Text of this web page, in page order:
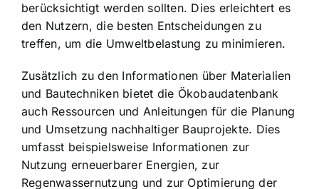
berücksichtigt werden sollten. Dies erleichtert es
den Nutzern, die besten Entscheidungen zu
treffen, um die Umweltbelastung zu minimieren.
Zusätzlich zu den Informationen über Materialien
und Bautechniken bietet die Ökobaudatenbank
auch Ressourcen und Anleitungen für die Planung
und Umsetzung nachhaltiger Bauprojekte. Dies
umfasst beispielsweise Informationen zur
Nutzung erneuerbarer Energien, zur
Regenwassernutzung und zur Optimierung der